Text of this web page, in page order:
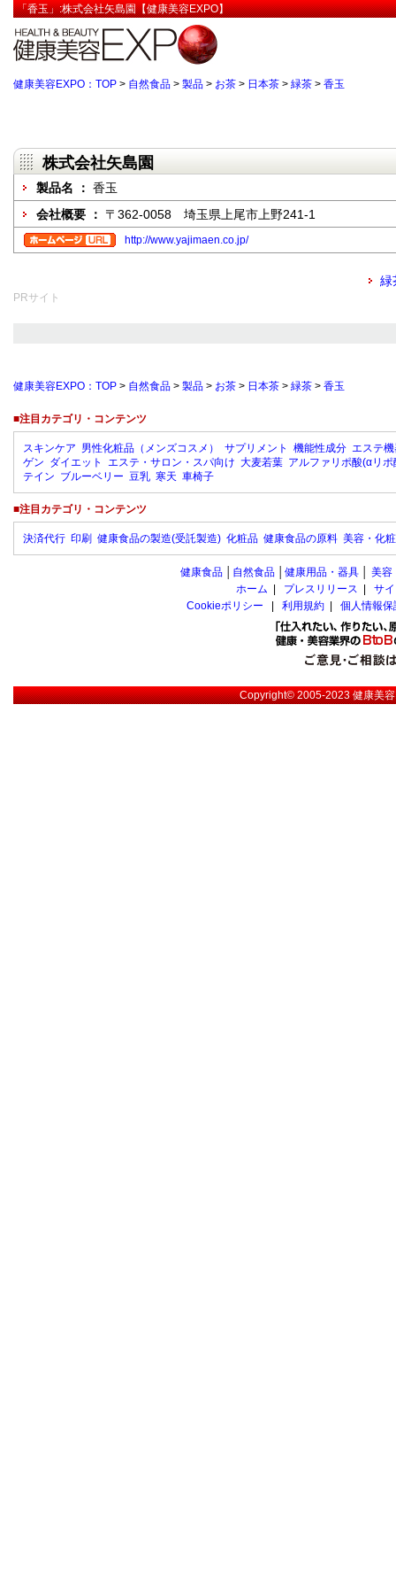
「香玉」:株式会社矢島園【健康美容EXPO】
健康美容EXPO：TOP > 自然食品 > 製品 > お茶 > 日本茶 > 緑茶 > 香玉
株式会社矢島園
製品名 ： 香玉
会社概要 ： 〒362-0058 埼玉県上尾市上野241-1
http://www.yajimaen.co.jp/
緑
PRサイト
健康美容EXPO：TOP > 自然食品 > 製品 > お茶 > 日本茶 > 緑茶 > 香玉
■注目カテゴリ・コンテンツ
スキンケア 男性化粧品（メンズコスメ） サプリメント 機能性成分 エステ
ゲン ダイエット エステ・サロン・スパ向け 大麦若葉 アルファリポ酸(αリポ
テイン ブルーベリー 豆乳 寒天 車椅子
■注目カテゴリ・コンテンツ
決済代行 印刷 健康食品の製造(受託製造) 化粧品 健康食品の原料 美容・化
健康食品 自然食品 健康用品・器具 美容
ホーム
プレスリリース
サ
Cookieポリシー
利用規約 個人情報
Copyright© 2005-2023健康美